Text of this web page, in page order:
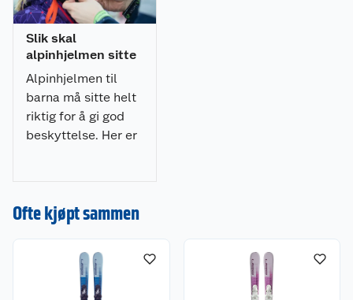
J - ROTARY ADJUSTMENT SYSTEM (J-RAS)
Et brukervennlig tilpasningssystem som passer
alle hoder. Designet for å gi en tilpasset passform
for maksimal komfort.
Størrelser:
S (49-53 cm)
Slik skal
alpinhjelmen sitte
Alpinhjelmen til
barna må sitte helt
riktig for å gi god
beskyttelse. Her er
Ofte kjøpt sammen